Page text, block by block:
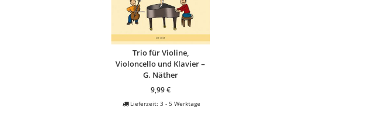
Trio für Violine,
Violoncello und Klavier –
G. Näther
9,99€
Lieferzeit:3 - 5 Werktage